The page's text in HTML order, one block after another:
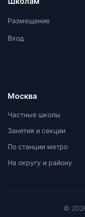
период перед
особенности
информации.
предлагает
межпредметную
поддержания
регулируя
от возрастных
учеников.
оценками и акцент
свои навыки и
Размещение
Вход
Москва
Частные школы
Занятия и секции
По станции метро
На округу и району
©